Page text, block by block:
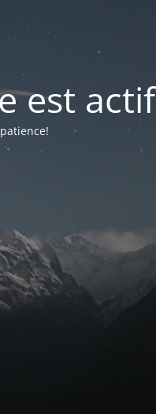
est actif